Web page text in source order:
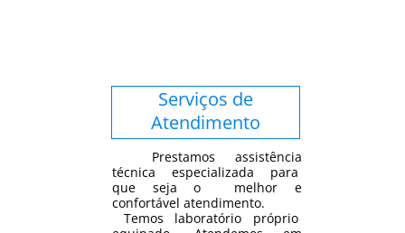
Serviços de
Atendimento
Prestamos assistência
técnica especializada para
que seja o melhor e
confortável atendimento.
Temos laboratório próprio